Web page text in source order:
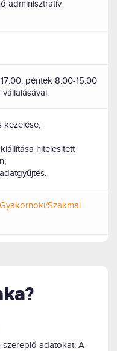
adminisztratív
péntek 8:00-15:00
kezelése;
hitelesített
Szakmai
szereplő adatokat. A